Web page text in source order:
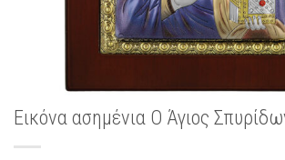
Εικόνα ασημένια Ο Άγιος